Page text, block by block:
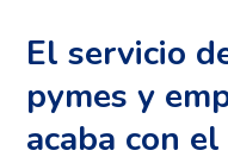
El servicio
pymes y
acaba con